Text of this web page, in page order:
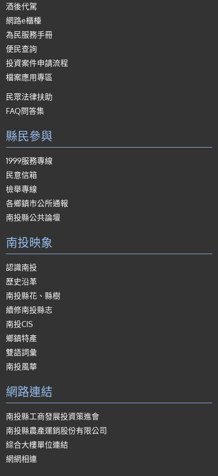
酒後代駕
網路e櫃檯
為民服務手冊
便民查詢
投資案件申請流程
檔案應用專區
民眾法律扶助
FAQ問答集
縣民參與
1999服務專線
民意信箱
檢舉專線
各鄉鎮市公所通報
南投縣公共論壇
南投映象
認識南投
歷史沿革
南投縣花、縣樹
續修南投縣志
南投CIS
鄉鎮特產
雙語詞彙
南投風華
網路連結
南投縣工商發展投資策進會
南投縣農產運銷股份有限公司
綜合大樓單位連結
網網相連